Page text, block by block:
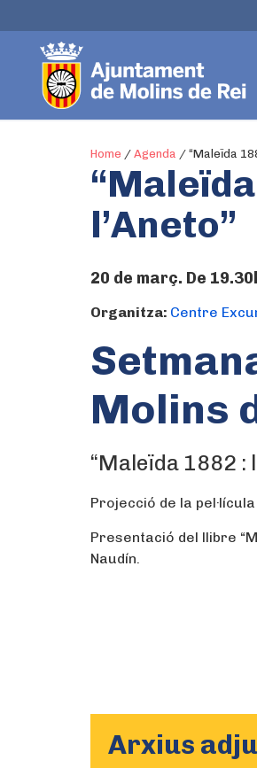
Home / Agenda / “Maleïda
l’Aneto”
20 de març. De
Organitza: Centre
Molins
“Maleïda 1882 :
Projecció de la
Presentació del llibre
Naudín.
Arxius